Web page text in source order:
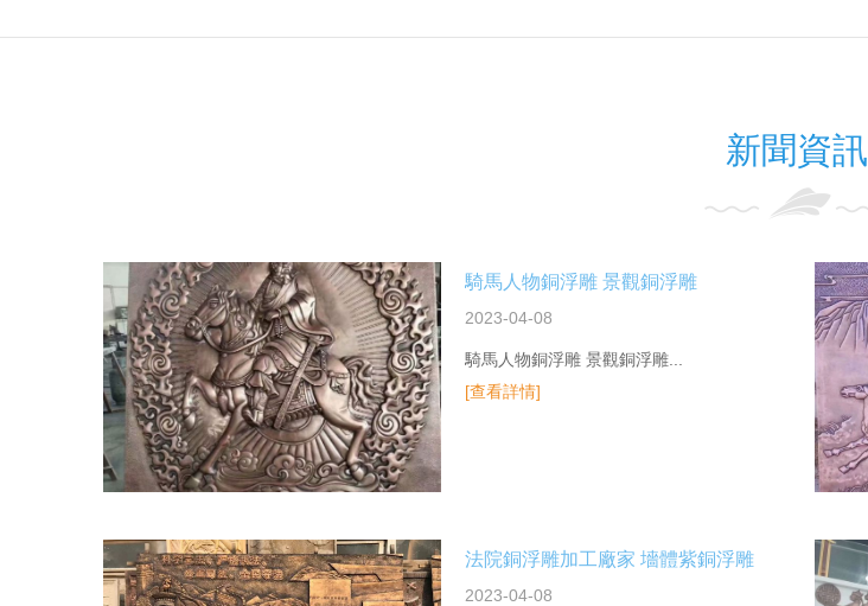
新聞資訊
騎馬人物銅浮雕 景觀銅浮雕
2023-04-08
騎馬人物銅浮雕 景觀銅浮雕...
[查看詳情]
法院銅浮雕加工廠家 墻體紫銅浮雕
2023-04-08